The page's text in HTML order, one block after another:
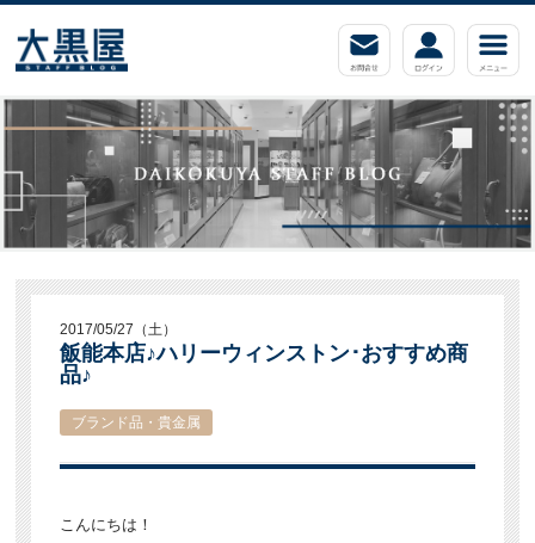
2017/05/27（土）
飯能本店♪ハリーウィンストン･おすすめ商
品♪
ブランド品・貴金属
こんにちは！